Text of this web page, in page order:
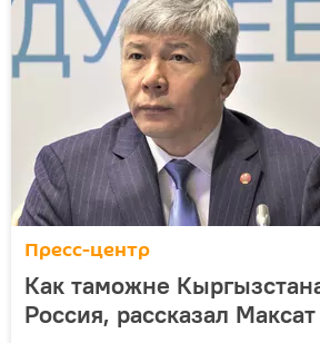
Пресс-центр
Как таможне
Россия, рассказал